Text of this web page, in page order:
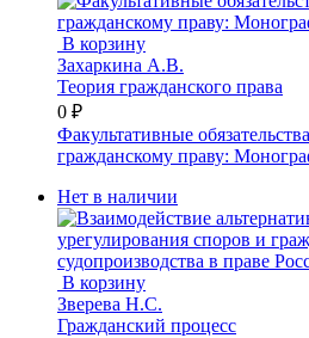
В корзину
Захаркина А.В.
Теория гражданского права
0 ₽
Факультативные
гражданскому праву:
Нет в наличии
В корзину
Зверева Н.С.
Гражданский процесс